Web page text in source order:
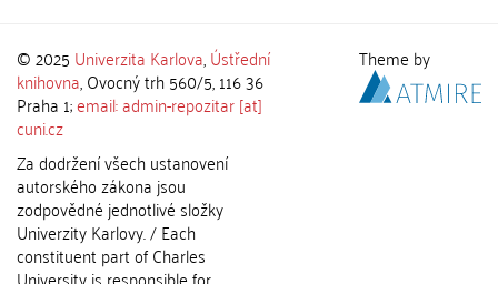
© 2025 Univerzita Karlova,Ústřední
knihovna, Ovocný trh 560/5, 116 36
Praha 1;email: admin-repozitar [at]
cuni.cz
Za dodržení všech ustanovení
autorského zákona jsou
zodpovědné jednotlivé složky
Univerzity Karlovy. / Each
constituent part of Charles
Theme by